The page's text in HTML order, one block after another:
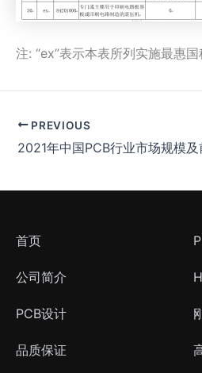
注: “ex”表示本表所列实施最惠
PREVIOUS
2021年中国PCB行业市场规模
首页
公司简介
PCB设计
品质保证